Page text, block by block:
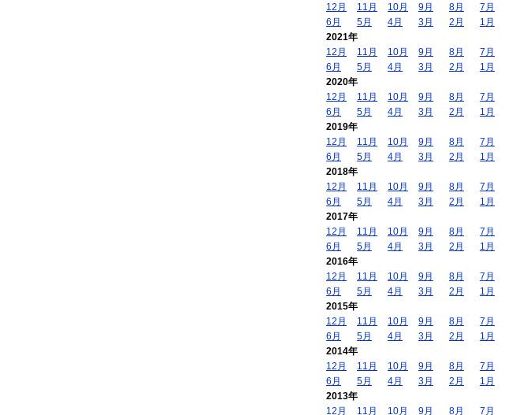
12月
11月 10月 9月 8月
7月
6月
5月 4月 3月 2月
1月
2021年
12月
11月 10月 9月 8月
7月
6月
5月 4月 3月 2月
1月
2020年
12月
11月 10月 9月 8月
7月
6月
5月 4月 3月 2月
1月
2019年
12月
11月 10月 9月 8月
7月
6月
5月 4月 3月 2月
1月
2018年
12月
11月 10月 9月 8月
7月
6月
5月 4月 3月 2月
1月
2017年
12月
11月 10月 9月 8月
7月
6月
5月 4月 3月 2月
1月
2016年
12月
11月 10月 9月 8月
7月
6月
5月 4月 3月 2月
1月
2015年
12月
11月 10月 9月 8月
7月
6月
5月 4月 3月 2月
1月
2014年
12月
11月 10月 9月 8月
7月
6月
5月 4月 3月 2月
1月
2013年
12月
11月 10月 9月 8月 7月